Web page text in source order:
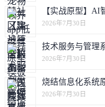
【实战原型】AI
2026年7月30日
技术服务与管理
2026年7月30日
烧结信息化系统
2026年7月30日